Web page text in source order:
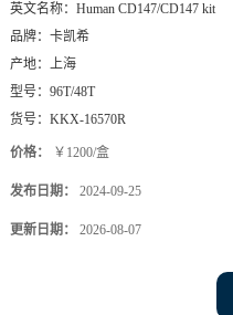
英文名称： Human CD147/CD147 kit
品牌： 卡凯希
产地： 上海
型号： 96T/48T
货号： KKX-16570R
价格： ￥1200/盒
发布日期： 2024-09-25
更新日期： 2026-08-07